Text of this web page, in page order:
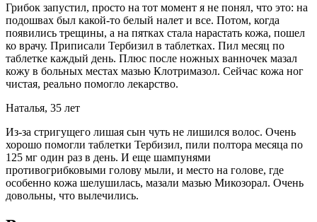
Грибок запустил, просто на тот момент я не понял, что это: на
подошвах был какой-то белый налет и все. Потом, когда
появились трещины, а на пятках стала нарастать кожа, пошел
ко врачу. Приписали Тербизил в таблетках. Пил месяц по
таблетке каждый день. Плюс после ножных ванночек мазал
кожу в больных местах мазью Клотримазол. Сейчас кожа ног
чистая, реально помогло лекарство.
Наталья, 35 лет
Из-за стригущего лишая сын чуть не лишился волос. Очень
хорошо помогли таблетки Тербизил, пили полтора месяца по
125 мг один раз в день. И еще шампунями
противогрибковыми голову мыли, и место на голове, где
особенно кожа шелушилась, мазали мазью Микозорал. Очень
довольны, что вылечились.